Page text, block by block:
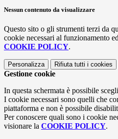
Nessun contenuto da visualizzare
Questo sito o gli strumenti terzi da
cookie necessari al funzionamento
COOKIE POLICY.
Personalizza Rifiuta tutti i cookies
Gestione cookie
In questa schermata è possibile
I cookie necessari sono quelli che
piattaforma e non è possibile
Per conoscere quali sono i cookie
visionare la COOKIE POLICY.